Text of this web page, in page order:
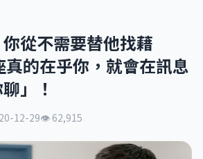
你從不需要替他找藉
的在乎你，就會在訊息
」！
12-29👁 62,915